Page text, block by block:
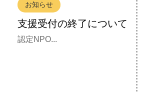
お知らせ
支援受付の終了について
認定NPO...